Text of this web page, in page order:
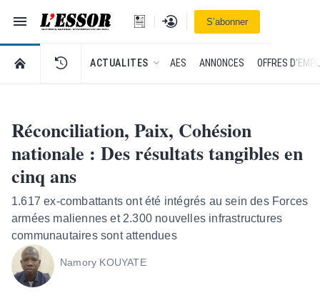
Navigation
L'Essor - retour à la une
Se connecterS’abonner
RETOUR À LA PAGE D’ACCUEIL DE L'ESSOR
ACTUALITES AES ANNONCES OFFRES
Réconciliation, Paix, Cohésion
nationale : Des résultats tangibles en
cinq ans
1.617 ex-combattants ont été intégrés au sein des Forces
armées maliennes et 2.300 nouvelles infrastructures
communautaires sont attendues
Namory KOUYATE